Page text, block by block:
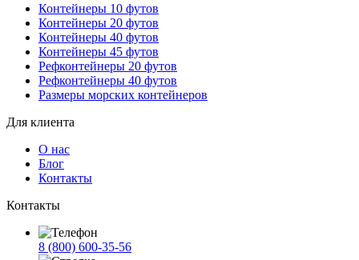
Контейнеры 10 футов
Контейнеры 20 футов
Контейнеры 40 футов
Контейнеры 45 футов
Рефконтейнеры 20 футов
Рефконтейнеры 40 футов
Размеры морских контейнеров
Для клиента
О нас
Блог
Контакты
Контакты
8 (800) 600-35-56